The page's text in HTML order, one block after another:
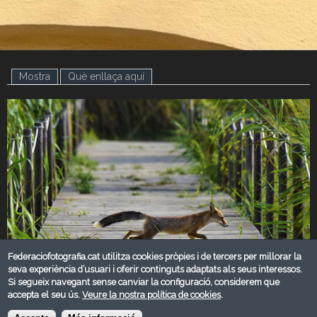
Mostra (pestanya activa)
Què enllaça aquí
DESEMBRE 2019
Federaciofotografia.cat utilitza cookies pròpies i de tercers per millorar la
seva experiència d’usuari i oferir continguts adaptats als seus interessos.
Si segueix navegant sense canviar la configuració, considerem que
accepta el seu ús.Veure la nostra política de cookies.